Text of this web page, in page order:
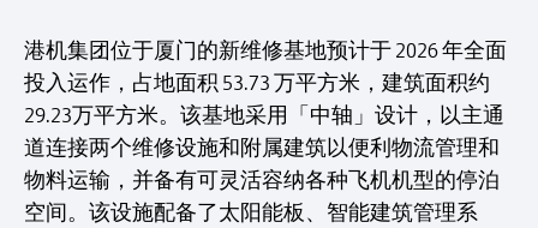
港机集团位于厦门的新维修基地预计于 2026 年全面
投入运作，占地面积 53.73 万平方米，建筑面积约
29.23万平方米。该基地采用「中轴」设计，以主通
道连接两个维修设施和附属建筑以便利物流管理和
物料运输，并备有可灵活容纳各种飞机机型的停泊
空间。该设施配备了太阳能板、智能建筑管理系